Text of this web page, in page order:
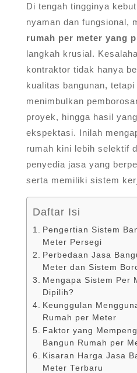
Di tengah tingginya
nyaman dan fungsional,
rumah per meter yang
langkah krusial.
kontraktor tidak hanya
kualitas bangunan,
menimbulkan
proyek, hingga hasil
ekspektasi. Inilah
rumah kini lebih selektif
penyedia jasa yang
serta memiliki sistem
Daftar Isi
Pengertian Sistem
Meter Persegi
Perbedaan Jasa
Meter dan Sistem
Mengapa Sistem Per
Dipilih?
Keunggulan
Rumah per Meter
Faktor yang
Bangun Rumah per
Kisaran Harga Jasa
Meter Terbaru